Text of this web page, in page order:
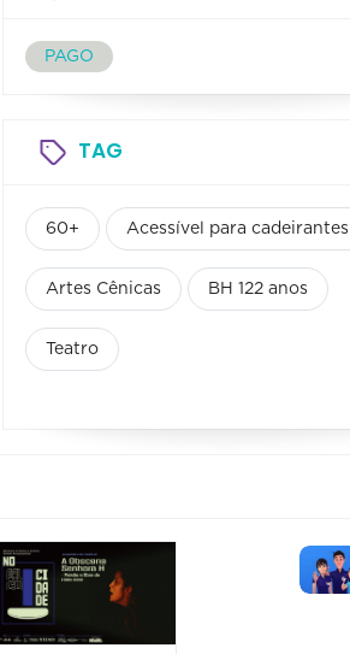
PAGO
TAG
60+ Acessível para cadeirantes
Artes Cênicas BH 122 anos
Teatro